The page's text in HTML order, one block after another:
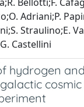
Adriani;P.
Straulino;E.
Castellini
hydrogen